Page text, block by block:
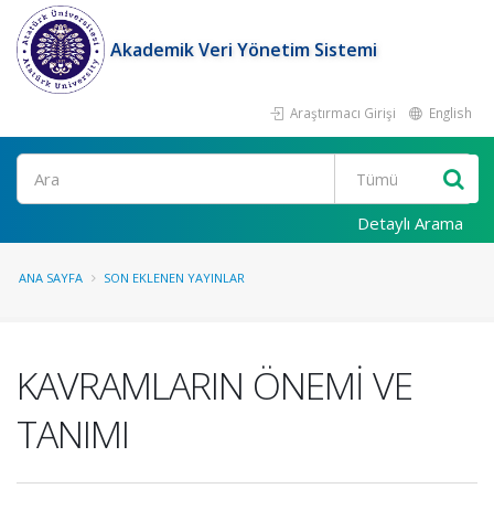
Akademik Veri Yönetim Sistemi
Araştırmacı Girişi English
Ara
Detaylı Arama
ANA SAYFA SON EKLENEN YAYINLAR
KAVRAMLARIN ÖNEMİ VE
TANIMI